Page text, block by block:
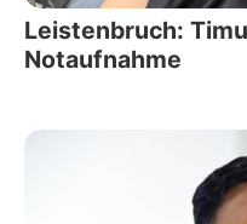
Leistenbruch:
Notaufnahme